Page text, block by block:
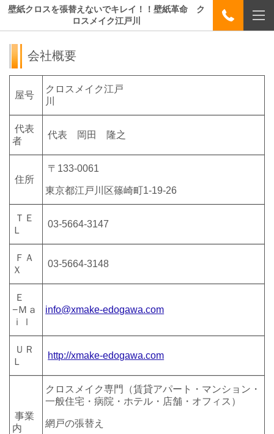
壁紙クロスを張替えないでキレイ！！壁紙革命 ク
ロスメイク江戸川
会社概要
屋号
クロスメイク江戸
川
代表
者
代表 岡田 隆之
住所
〒133-0061
東京都江戸川区篠崎町1-19-26
ＴＥ
Ｌ
03-5664-3147
ＦＡ
Ｘ
03-5664-3148
Ｅ
−Ｍａ
ｉｌ
info@xmake-edogawa.com
ＵＲ
Ｌ
http://xmake-edogawa.com
事業
内
クロスメイク専門（賃貸アパート・マンション・
一般住宅・病院・ホテル・店舗・オフィス）
網戸の張替え